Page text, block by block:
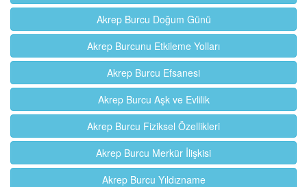
Akrep Burcu Doğum Günü
Akrep Burcunu Etkileme Yolları
Akrep Burcu Efsanesi
Akrep Burcu Aşk ve Evlilik
Akrep Burcu Fiziksel Özellikleri
Akrep Burcu Merkür İlişkisi
Akrep Burcu Yıldızname